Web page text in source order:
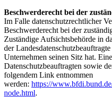
Beschwerderecht bei der
Im Falle datenschutzrechtlicher
Beschwerderecht bei der
Zuständige Aufsichtsbehörde in
der
Unternehmen seinen Sitz hat.
Datenschutzbeauftragten sowie
folgendem Link entnommen
werden: https://
node.html.